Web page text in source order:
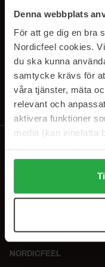
Denna webbplats
För att ge dig en bra
Nordicfeel cookies.
du ska kunna
samtycke krävs för
våra tjänster, mäta
relevant och
aktivera funktioner
media (kan innefatta
Genom att trycka på
alla cookies, medan
användningen av
samt vår
Genom att prenumerera
Avprenumerera när som
NORDICFEEL